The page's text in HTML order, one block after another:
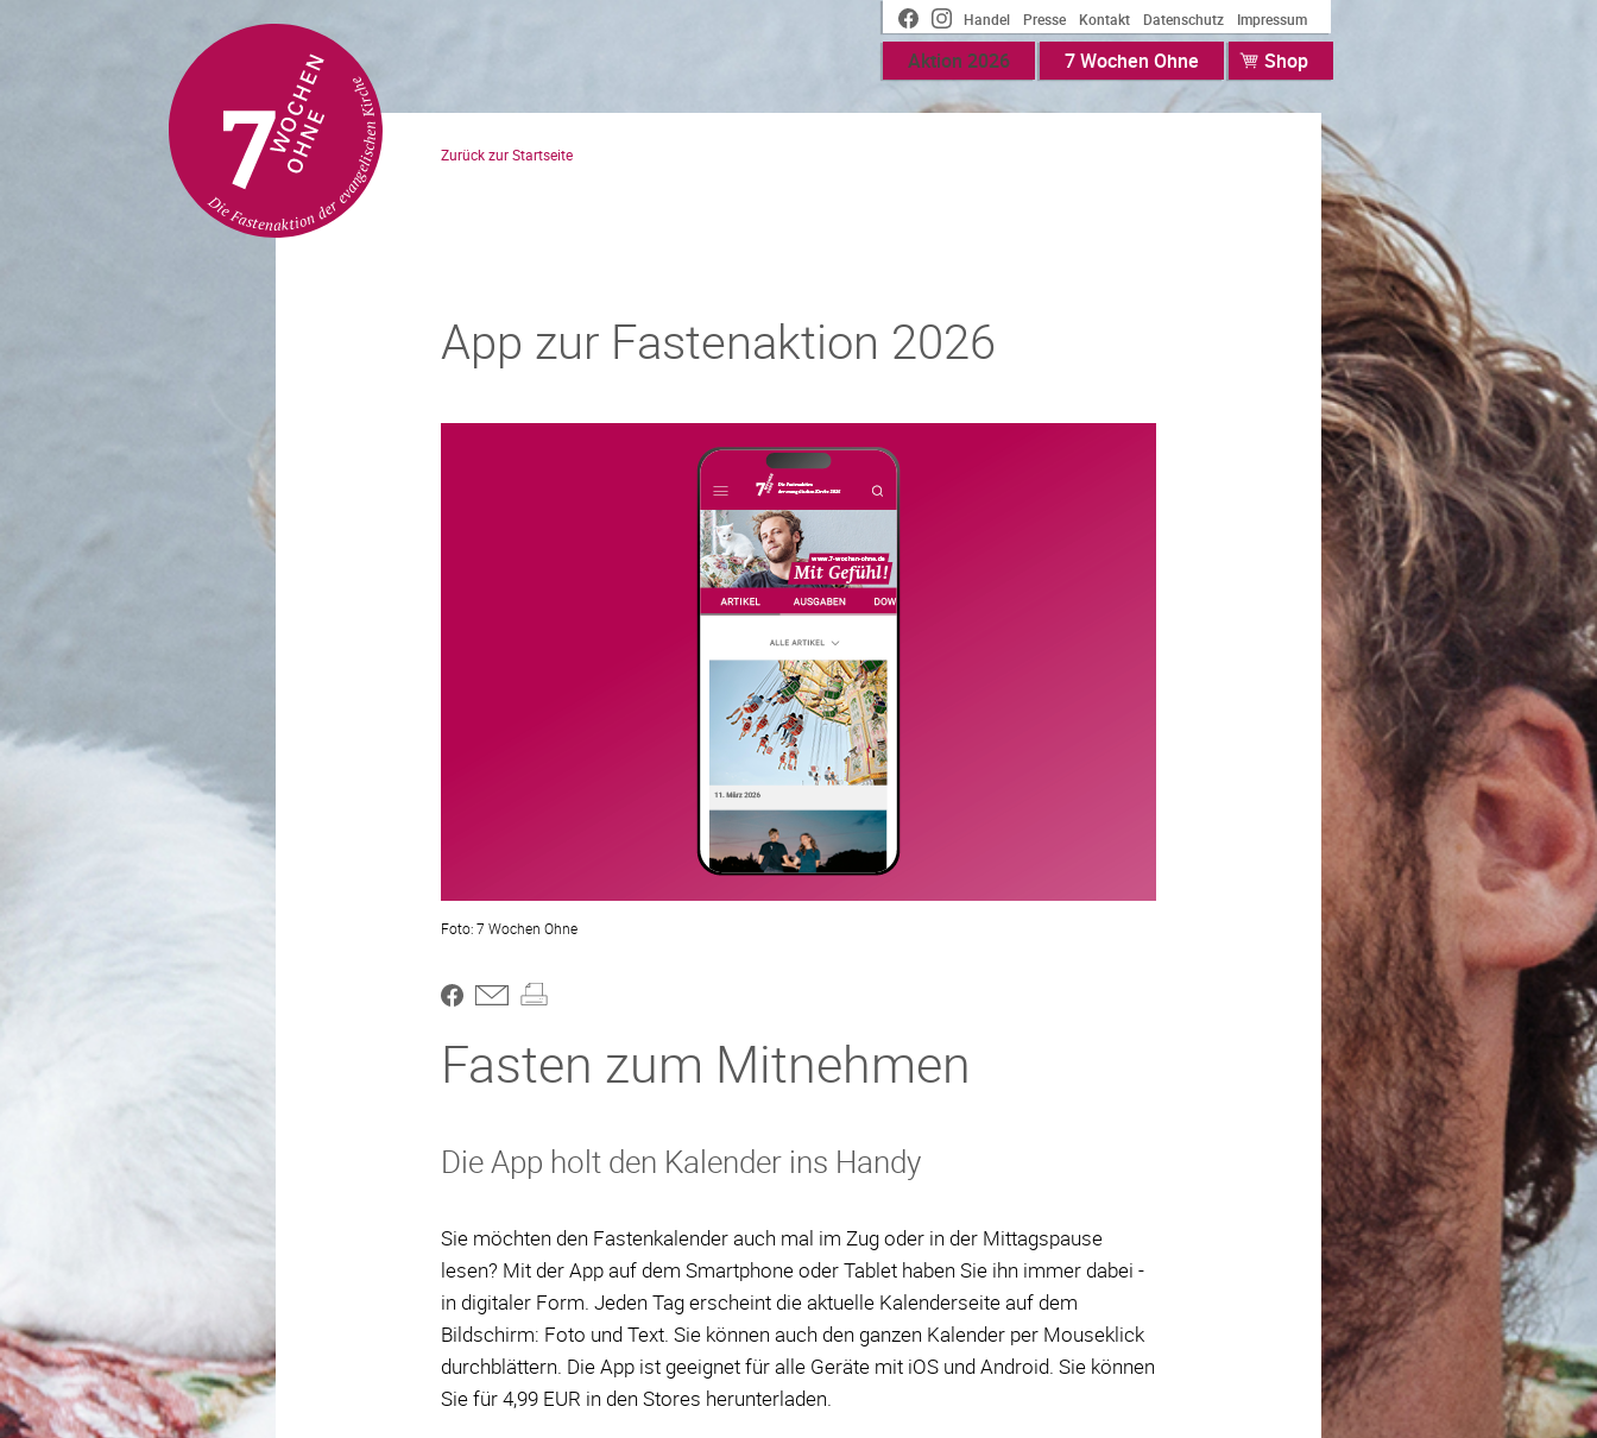
Meta
Top
Handel Presse Kontakt Datenschutz Impressum
Main
Aktion 2026 7 Wochen Ohne Shop
Zurück zur Startseite
App zur Fastenaktion 2026
7 Wochen Ohne
Fasten zum Mitnehmen
Die App holt den Kalender ins Handy
Sie möchten den Fastenkalender auch mal im Zug oder in der Mittagspause
lesen? Mit der App auf dem Smartphone oder Tablet haben Sie ihn immer dabei -
in digitaler Form. Jeden Tag erscheint die aktuelle Kalenderseite auf dem
Bildschirm: Foto und Text. Sie können auch den ganzen Kalender per Mouseklick
durchblättern. Die App ist geeignet für alle Geräte mit iOS und Android. Sie können
Sie für 4,99 EUR in den Stores herunterladen.